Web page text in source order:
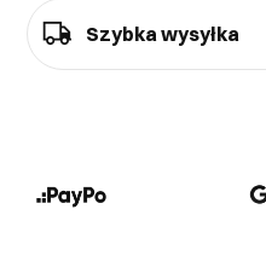
Szybka wysyłka